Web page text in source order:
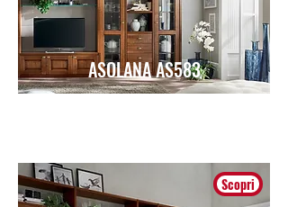
ASOLANA AS583
Scopri